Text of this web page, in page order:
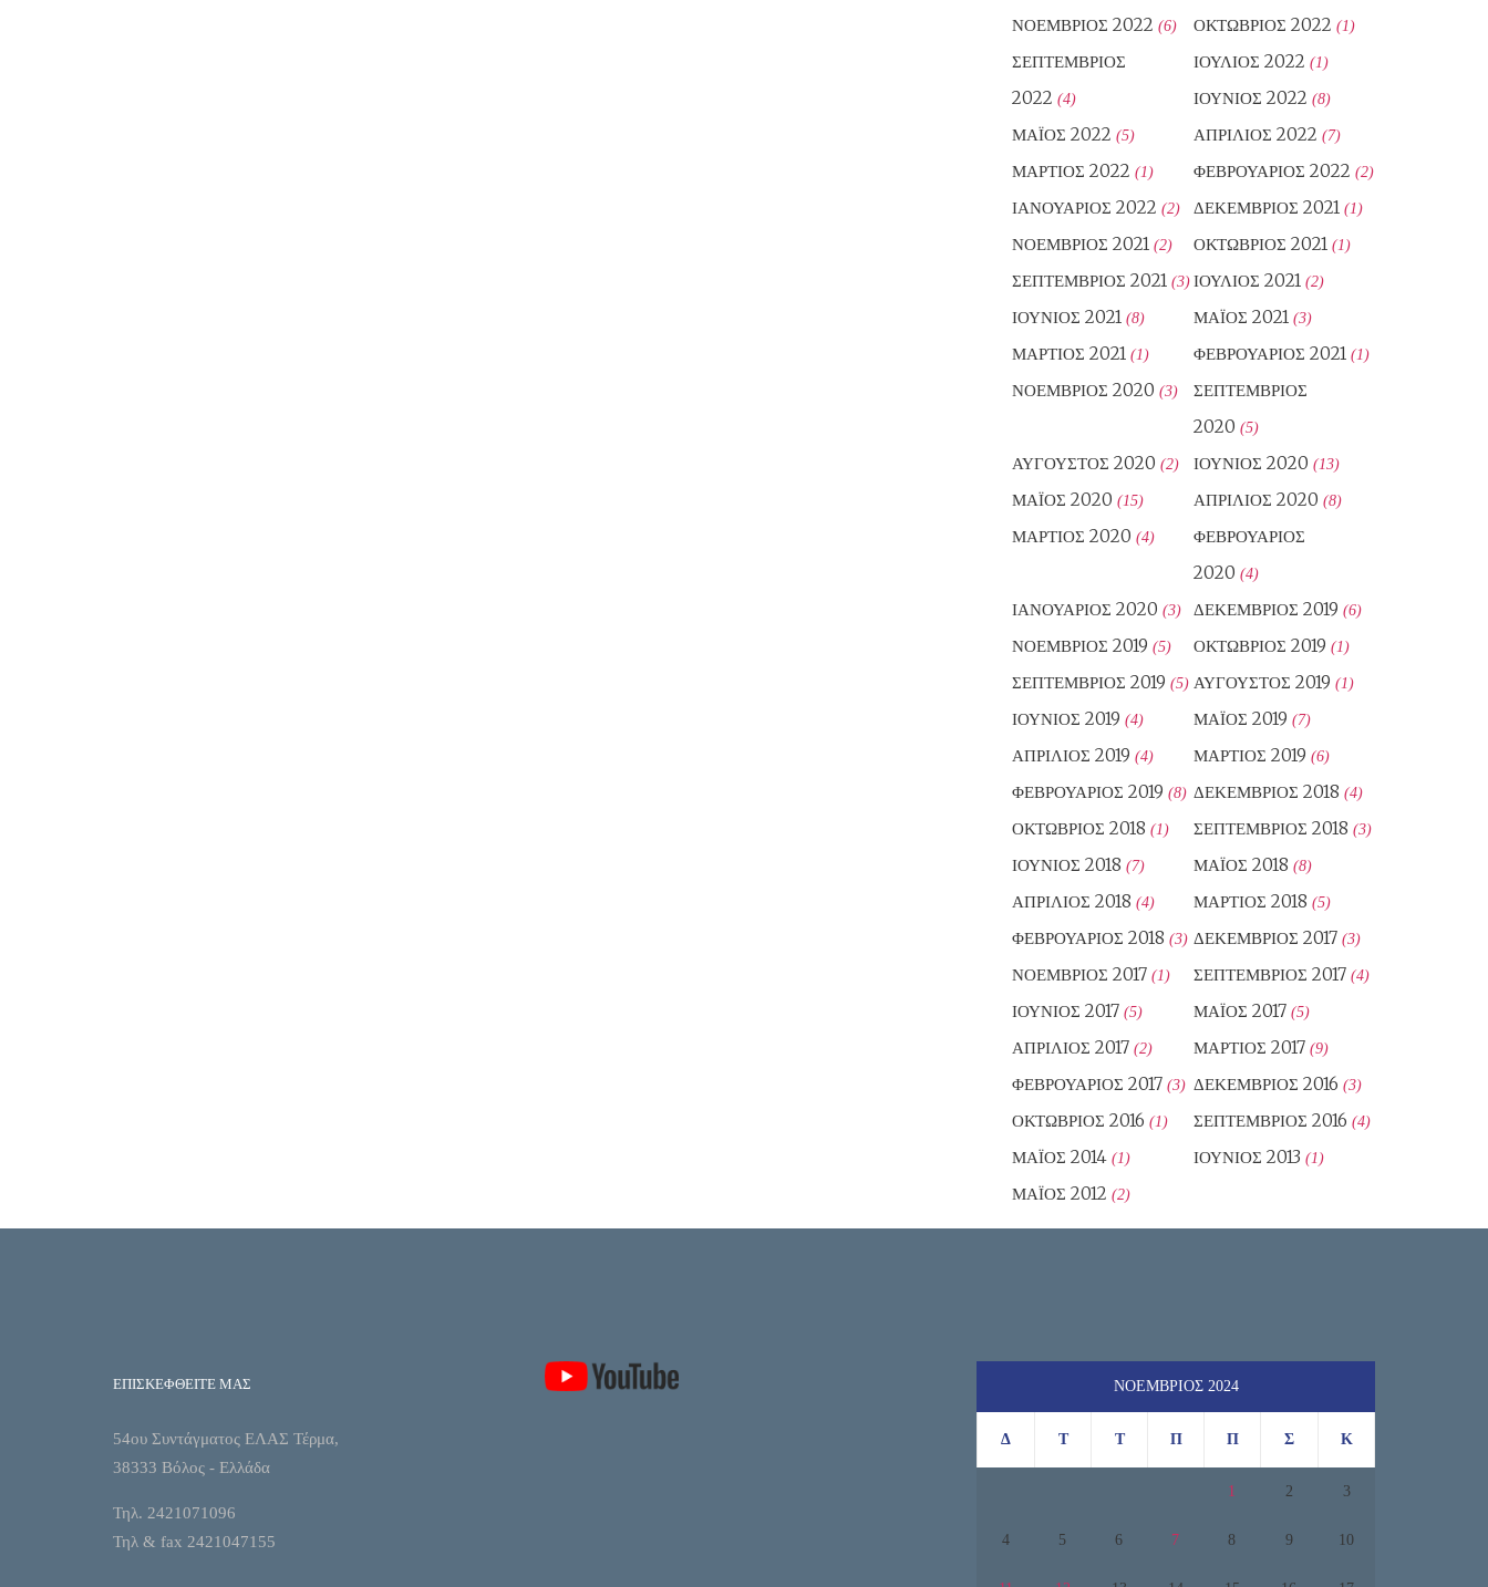
ΝΟΈΜΒΡΙΟΣ 2022 (6) ΟΚΤΏΒΡΙΟΣ 2022 (1)
ΣΕΠΤΈΜΒΡΙΟΣ
2022 (4)
ΙΟΎΛΙΟΣ 2022 (1)
ΙΟΎΝΙΟΣ 2022 (8)
ΜΆΙΟΣ 2022 (5) ΑΠΡΊΛΙΟΣ 2022 (7)
ΜΆΡΤΙΟΣ 2022 (1) ΦΕΒΡΟΥΆΡΙΟΣ 2022 (2)
ΙΑΝΟΥΆΡΙΟΣ 2022 (2) ΔΕΚΈΜΒΡΙΟΣ 2021 (1)
ΝΟΈΜΒΡΙΟΣ 2021 (2) ΟΚΤΏΒΡΙΟΣ 2021 (1)
ΣΕΠΤΈΜΒΡΙΟΣ 2021 (3)ΙΟΎΛΙΟΣ 2021 (2)
ΙΟΎΝΙΟΣ 2021 (8) ΜΆΙΟΣ 2021 (3)
ΜΆΡΤΙΟΣ 2021 (1) ΦΕΒΡΟΥΆΡΙΟΣ 2021 (1)
ΝΟΈΜΒΡΙΟΣ 2020 (3)
ΣΕΠΤΈΜΒΡΙΟΣ
2020 (5)
ΑΎΓΟΥΣΤΟΣ 2020 (2) ΙΟΎΝΙΟΣ 2020 (13)
ΜΆΙΟΣ 2020 (15) ΑΠΡΊΛΙΟΣ 2020 (8)
ΜΆΡΤΙΟΣ 2020 (4)
ΦΕΒΡΟΥΆΡΙΟΣ
2020 (4)
ΙΑΝΟΥΆΡΙΟΣ 2020 (3) ΔΕΚΈΜΒΡΙΟΣ 2019 (6)
ΝΟΈΜΒΡΙΟΣ 2019 (5) ΟΚΤΏΒΡΙΟΣ 2019 (1)
ΣΕΠΤΈΜΒΡΙΟΣ 2019 (5) ΑΎΓΟΥΣΤΟΣ 2019 (1)
ΙΟΎΝΙΟΣ 2019 (4) ΜΆΙΟΣ 2019 (7)
ΑΠΡΊΛΙΟΣ 2019 (4) ΜΆΡΤΙΟΣ 2019 (6)
ΦΕΒΡΟΥΆΡΙΟΣ 2019 (8) ΔΕΚΈΜΒΡΙΟΣ 2018 (4)
ΟΚΤΏΒΡΙΟΣ 2018 (1) ΣΕΠΤΈΜΒΡΙΟΣ 2018 (3)
ΙΟΎΝΙΟΣ 2018 (7) ΜΆΙΟΣ 2018 (8)
ΑΠΡΊΛΙΟΣ 2018 (4) ΜΆΡΤΙΟΣ 2018 (5)
ΦΕΒΡΟΥΆΡΙΟΣ 2018 (3) ΔΕΚΈΜΒΡΙΟΣ 2017 (3)
ΝΟΈΜΒΡΙΟΣ 2017 (1) ΣΕΠΤΈΜΒΡΙΟΣ 2017 (4)
ΙΟΎΝΙΟΣ 2017 (5) ΜΆΙΟΣ 2017 (5)
ΑΠΡΊΛΙΟΣ 2017 (2) ΜΆΡΤΙΟΣ 2017 (9)
ΦΕΒΡΟΥΆΡΙΟΣ 2017 (3) ΔΕΚΈΜΒΡΙΟΣ 2016 (3)
ΟΚΤΏΒΡΙΟΣ 2016 (1) ΣΕΠΤΈΜΒΡΙΟΣ 2016 (4)
ΜΆΙΟΣ 2014 (1) ΙΟΎΝΙΟΣ 2013 (1)
ΜΆΙΟΣ 2012 (2)
ΕΠΙΣΚΕΦΘΕΙΤΕ ΜΑΣ
54ου Συντάγματος ΕΛΑΣ Τέρμα,
38333 Βόλος - Ελλάδα
Τηλ. 2421071096
Τηλ & fax 2421047155
ΝΟΈΜΒΡΙΟΣ 2024
Δ Τ Τ Π Π Σ Κ
1 2 3
4 5 6 7 8 9 10